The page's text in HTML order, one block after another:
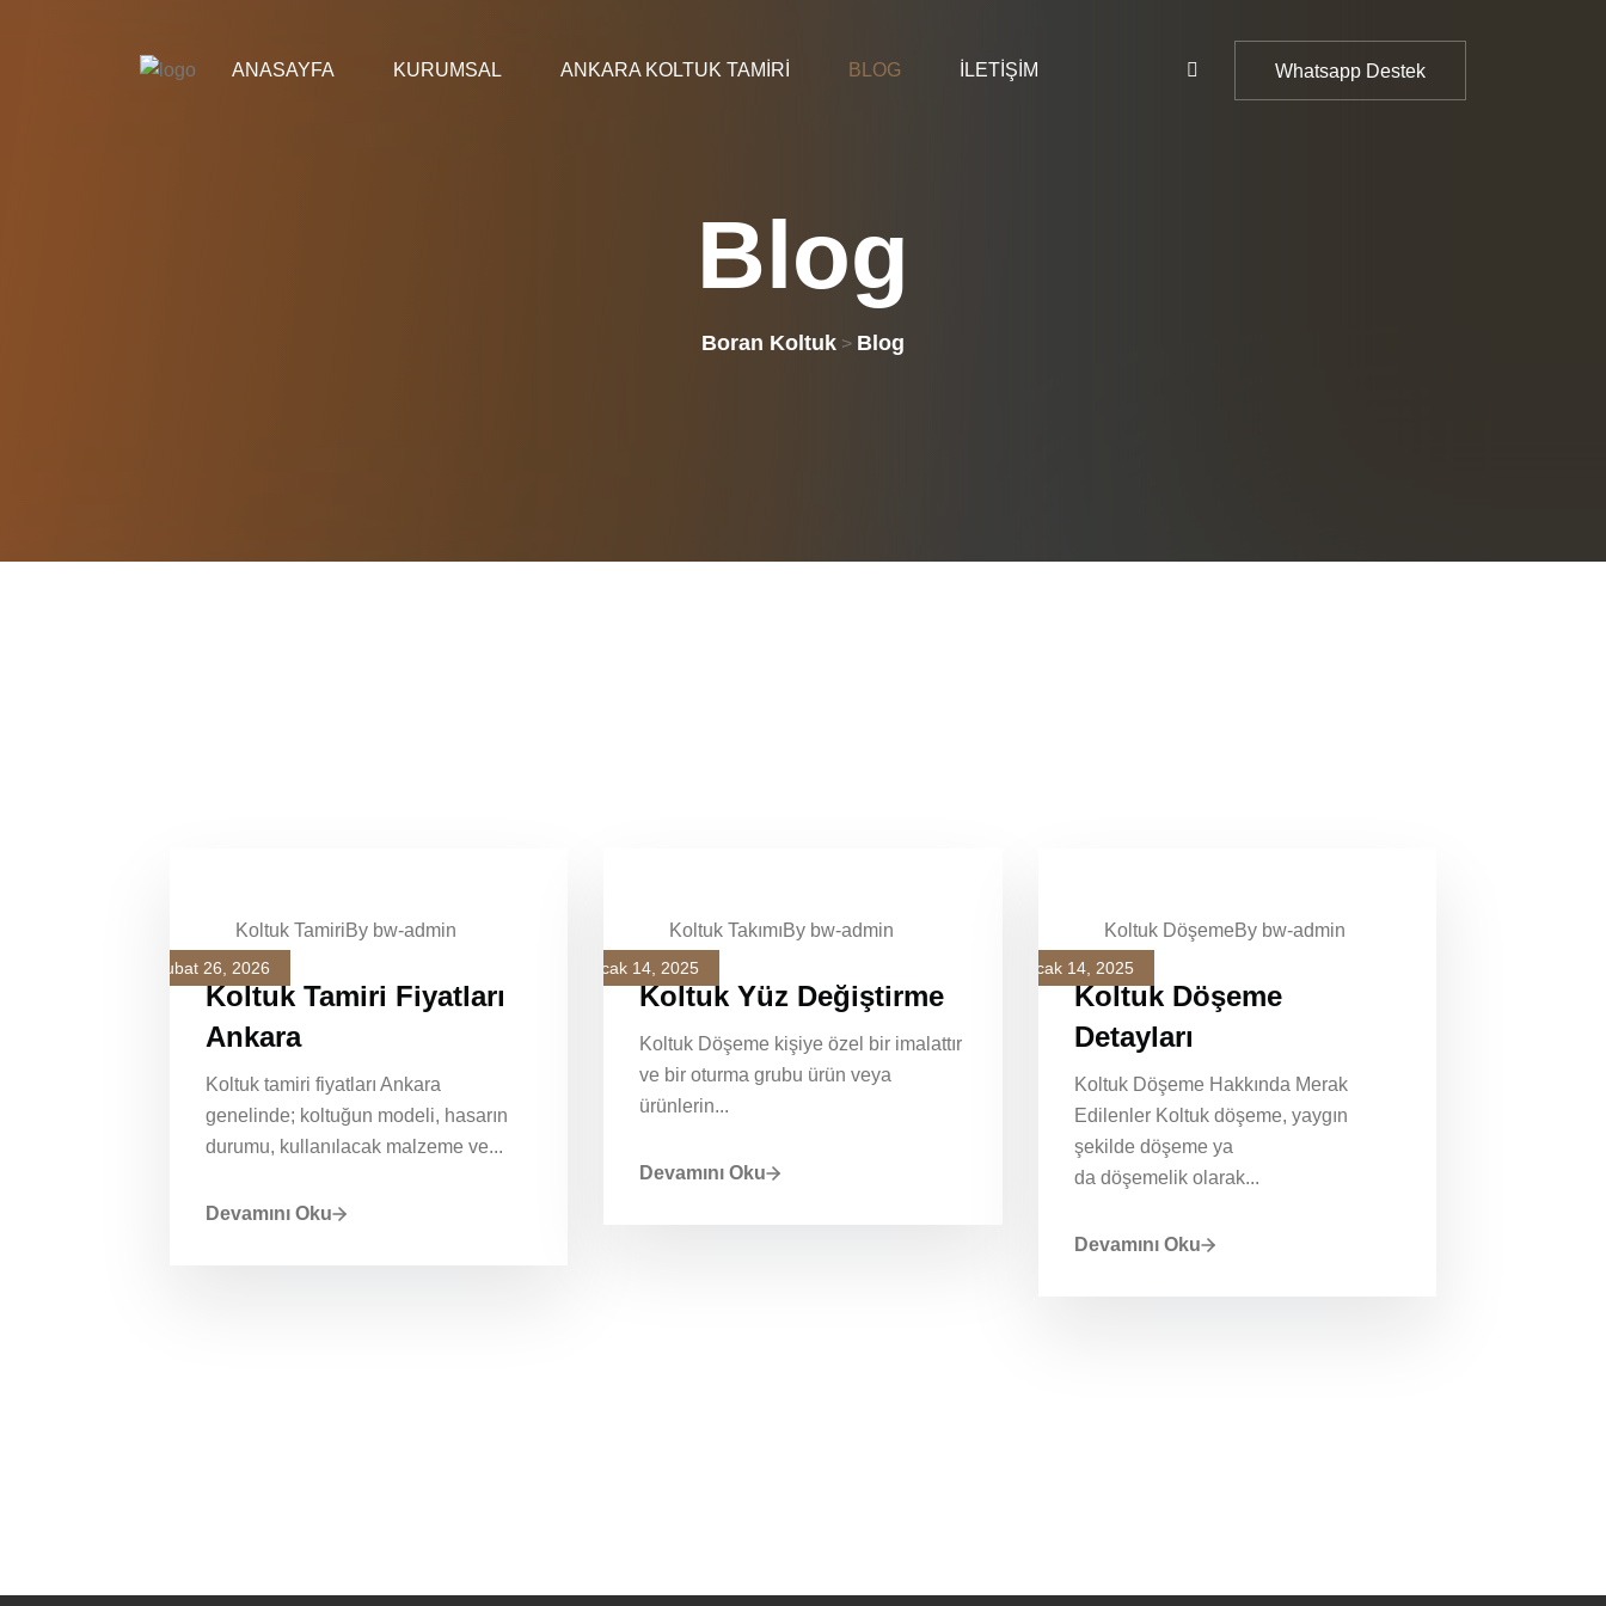
ANASAYFA KURUMSAL ANKARA KOLTUK TAMIRI BLOG İLETIŞIM
Whatsapp Destek
Whatsapp Destek
Blog
Boran Koltuk > Blog
Şubat 26, 2026
Koltuk TamiriBy bw-admin
Koltuk Tamiri Fiyatları
Ankara
Koltuk tamiri fiyatları Ankara
genelinde; koltuğun modeli, hasarın
durumu, kullanılacak malzeme ve...
Devamını Oku
Ocak 14, 2025
Koltuk TakımıBy bw-admin
Koltuk Yüz Değiştirme
Koltuk Döşeme kişiye özel bir imalattır
ve bir oturma grubu ürün veya
ürünlerin...
Devamını Oku
Ocak 14, 2025
Koltuk DöşemeBy bw-admin
Koltuk Döşeme
Detayları
Koltuk Döşeme Hakkında Merak
Edilenler Koltuk döşeme, yaygın
şekilde döşeme ya
da döşemelik olarak...
Devamını Oku